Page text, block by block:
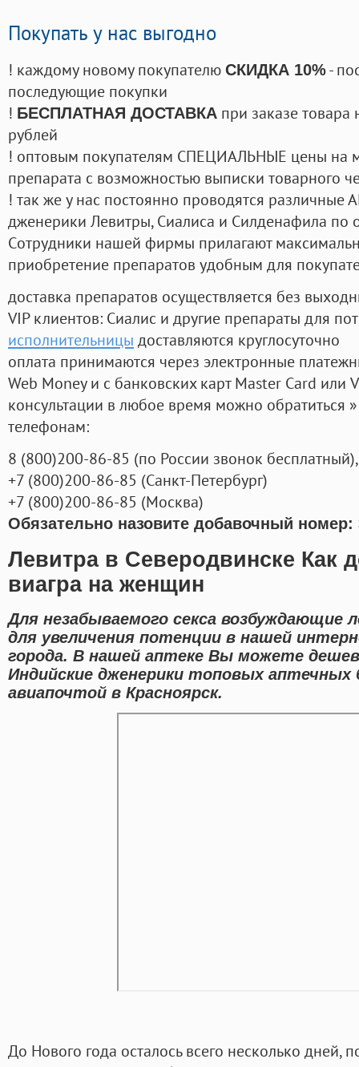
Покупать у нас выгодно
! каждому новому покупателю СКИДКА 10%-
последующие покупки
! БЕСПЛАТНАЯ ДОСТАВКА при заказе
рублей
! оптовым покупателям СПЕЦИАЛЬНЫЕ цены на
препарата с возможностью выписки товарного
! так же у нас постоянно проводятся
дженерики Левитры, Сиалиса и Силденафила по
Cотрудники нашей фирмы прилагают
приобретение препаратов удобным для
доставка препаратов осуществляется без
VIP клиентов: Сиалис и другие препараты для
исполнительницы доставляются круглосуточно
оплата принимаются через электронные
Web Money и с банковских карт Master Card или
консультации в любое время можно обратиться
телефонам:
8 (800)200-86-85 (по России звонок бесплатный),
+7 (800)200-86-85 (Санкт-Петербург)
+7 (800)200-86-85 (Москва)
Обязательно назовите добавочный номер:
Левитра в Северодвинске Как
виагра на женщин
Для незабываемого секса возбуждающие
для увеличения потенции в нашей
города. В нашей аптеке Вы можете
Индийские дженерики топовых аптечных
авиапочтой в Красноярск.
До Нового года осталось всего несколько дней,